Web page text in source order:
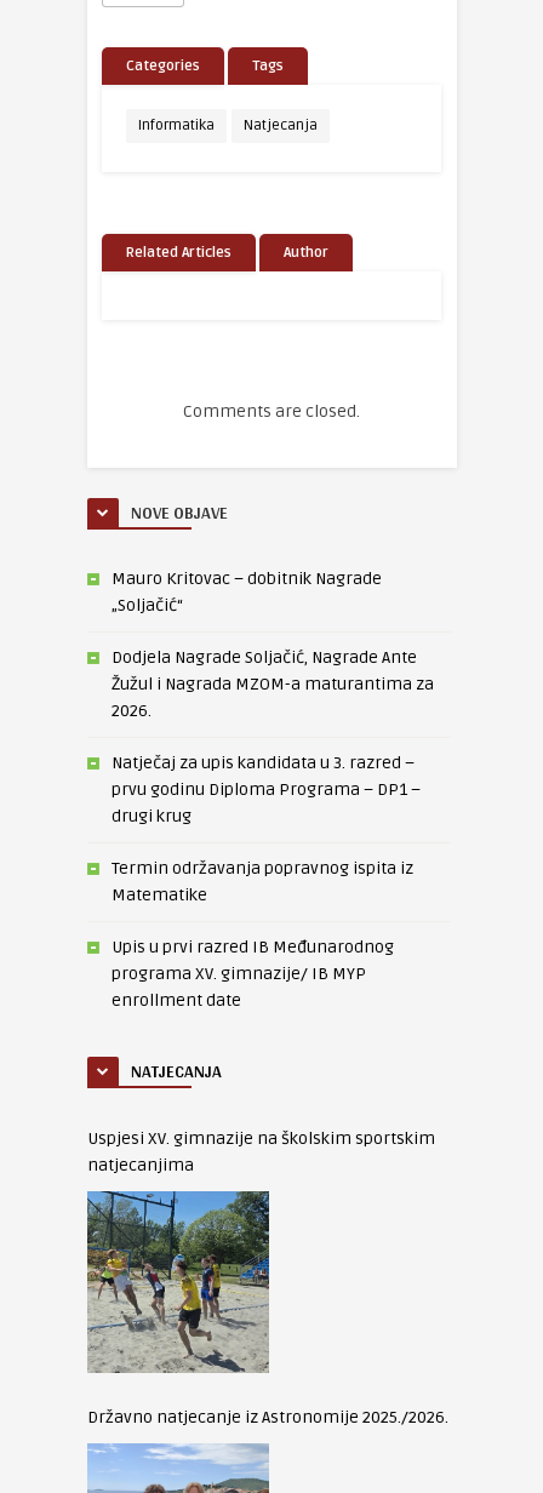
Categories Tags
Informatika Natjecanja
Related Articles Author
Comments are closed.
NOVE OBJAVE
Mauro Kritovac – dobitnik Nagrade
„Soljačić“
Dodjela Nagrade Soljačić, Nagrade Ante
Žužul i Nagrada MZOM-a maturantima za
2026.
Natječaj za upis kandidata u 3. razred –
prvu godinu Diploma Programa – DP1 –
drugi krug
Termin održavanja popravnog ispita iz
Matematike
Upis u prvi razred IB Međunarodnog
programa XV. gimnazije/ IB MYP
enrollment date
NATJECANJA
Uspjesi XV. gimnazije na školskim sportskim
natjecanjima
Državno natjecanje iz Astronomije 2025./2026.